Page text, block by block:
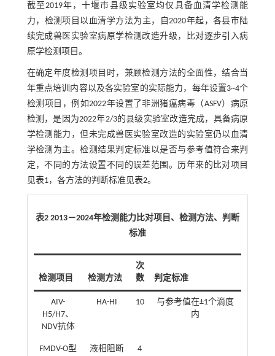
截至2019年，十堰市县级实验室均仅具备血清学检测能
力，检测项目以血清学方法为主，自2020年起，各县市陆
续完成兽医实验室病原学检测改造升级，比对逐步引入病
原学检测项目。
在确定年度检测项目时，兼顾检测方法的全面性，结合当
年重点培训内容以及各实验室的实际能力，每年设置3~4个
检测项目，例如2022年设置了非洲猪瘟病毒（ASFV）病原
检测，是因为2022年2/3的县级实验室改造完成，具备病原
学检测能力，但未完成兽医实验室改造的实验室仍以血清
学检测为主。检测结果判定标准以是否与参考值符合来判
定，不同的方法设置不同的误差范围。历年来的比对项目
见表1，各方法的判断标准见表2。
表2 2013－2024年检测能力比对项目、检测方法、判断
标准
检测项目 检测方法
次
数
判定标准
AIV-
H5/H7、
NDV抗体
HA-HI 10
与参考值在±1个滴度
内
FMDV-O型
液相阻断
4